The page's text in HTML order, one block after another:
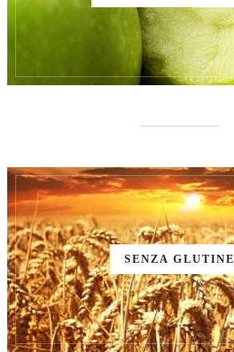
SENZA GLUTINE